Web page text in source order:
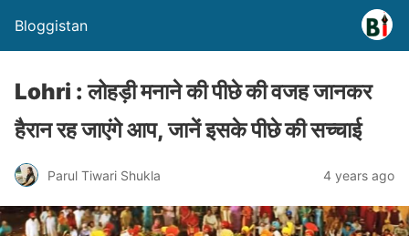
Bloggistan
Lohri : लोहड़ी मनाने की पीछे की वजह जानकर
हैरान रह जाएंगे आप, जानें इसके पीछे की सच्चाई
Parul Tiwari Shukla 4 years ago